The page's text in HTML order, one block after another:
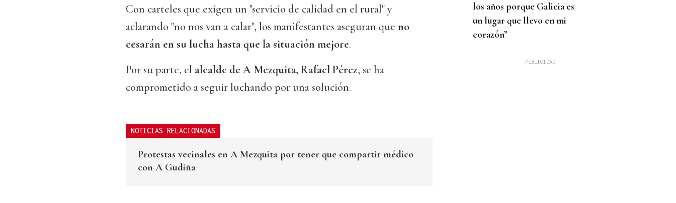
Con carteles que exigen un "servicio de calidad en el rural" y
aclarando "no nos van a calar", los manifestantes aseguran que no
cesarán en su lucha hasta que la situación mejore.
Por su parte, el alcalde de A Mezquita, Rafael Pérez, se ha
comprometido a seguir luchando por una solución.
NOTICIAS RELACIONADAS
Protestas vecinales en A Mezquita por tener que compartir médico
con A Gudiña
los años porque Galicia es
un lugar que llevo en mi
corazón”